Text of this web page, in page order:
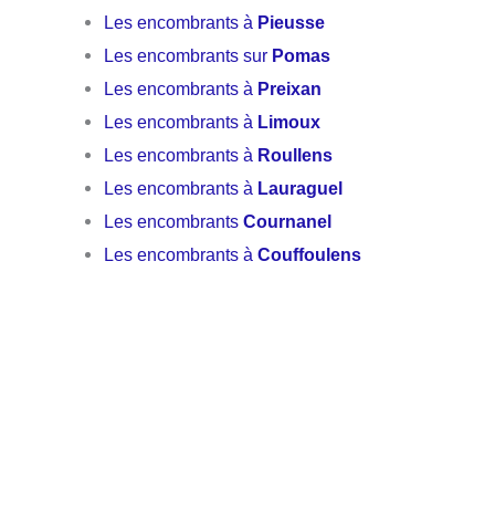
Les encombrants à Pieusse
Les encombrants sur Pomas
Les encombrants à Preixan
Les encombrants à Limoux
Les encombrants à Roullens
Les encombrants à Lauraguel
Les encombrantsCournanel
Les encombrants àCouffoulens